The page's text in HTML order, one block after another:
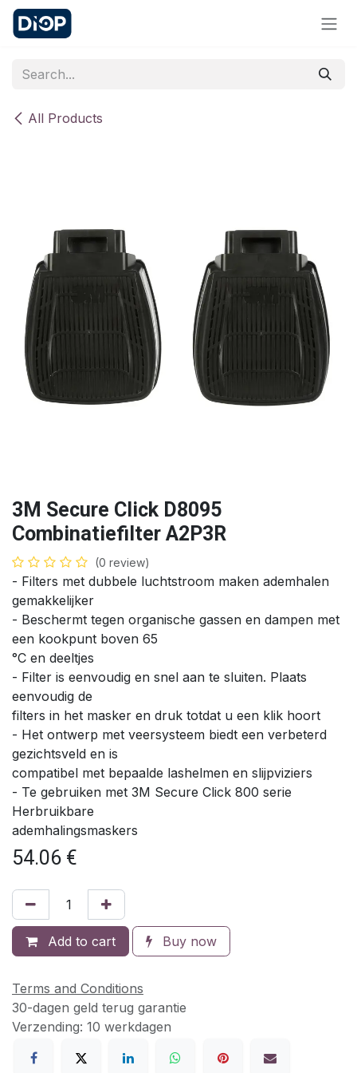
Skip to Content
All Products
3M Secure Click D8095
Combinatiefilter A2P3R
(0 review)
- Filters met dubbele luchtstroom maken ademhalen
gemakkelijker
- Beschermt tegen organische gassen en dampen met
een kookpunt boven 65
°C en deeltjes
- Filter is eenvoudig en snel aan te sluiten. Plaats
eenvoudig de
filters in het masker en druk totdat u een klik hoort
- Het ontwerp met veersysteem biedt een verbeterd
gezichtsveld en is
compatibel met bepaalde lashelmen en slijpviziers
- Te gebruiken met 3M Secure Click 800 serie
Herbruikbare
ademhalingsmaskers
54.06 €
Add to cart Buy now
Terms and Conditions
30-dagen geld terug garantie
Verzending: 10 werkdagen